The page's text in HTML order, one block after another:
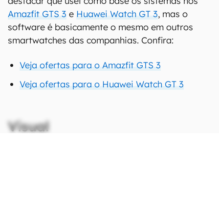
Amazfit GTS 3 e Huawei Watch GT 3, mas o
software é basicamente o mesmo em outros
smartwatches das companhias. Confira:
Veja ofertas para o Amazfit GTS 3
Veja ofertas para o Huawei Watch GT 3
Visual